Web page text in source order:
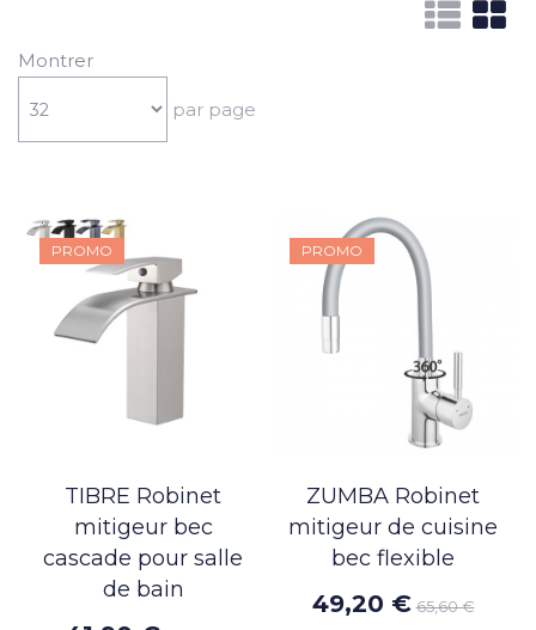
Montrer
par page
PROMO
TIBRE Robinet
mitigeur bec
cascade pour salle
de bain
PROMO
ZUMBA Robinet
mitigeur de cuisine
bec flexible
49,20 € 65,60 €